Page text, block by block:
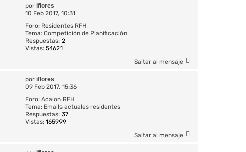
poriflores
10 Feb 2017, 10:31
Foro: Residentes RFH
Tema:Competición de Planificación
Respuestas:2
Vistas:54621
Saltar al mensaje
poriflores
09 Feb 2017, 15:36
Foro:Acalon.RFH
Tema: Emails actuales residentes
Respuestas:37
Vistas:165999
Saltar al mensaje